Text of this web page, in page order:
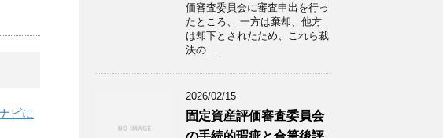
ビに
価審査委員会に審査申出を行っ
たところ、 一方は棄却、他方
は却下とされたため、これら裁
決の …
2026/02/15
固定資産評価審査委員会